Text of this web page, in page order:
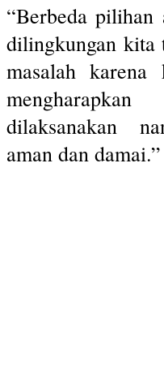
“Berbeda
dilingkungan kita
masalah
dilaksanakan
aman dan